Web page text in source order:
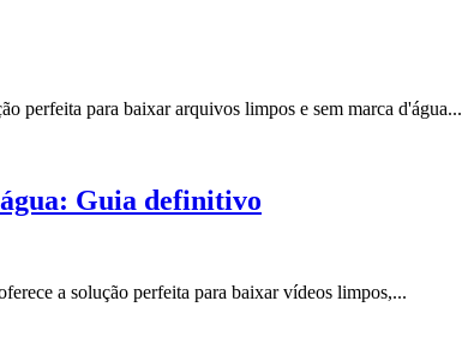
perfeita para baixar arquivos limpos e sem marca d'água...
Guia definitivo
a solução perfeita para baixar vídeos limpos,...